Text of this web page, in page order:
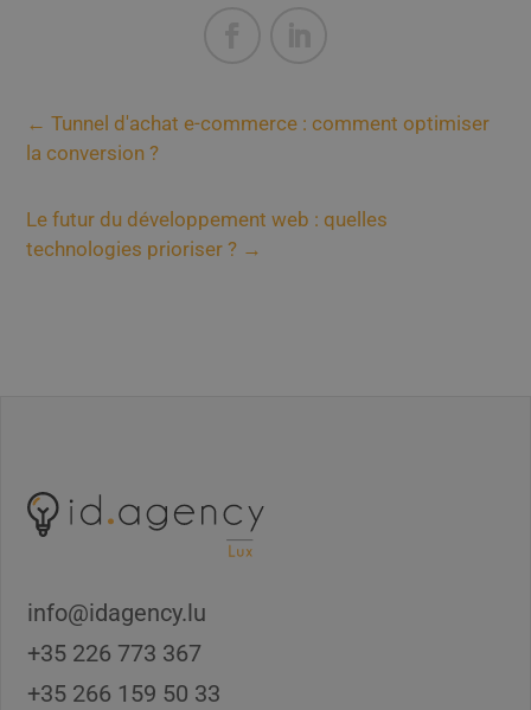
←Tunnel d'achat e-commerce : comment optimiser
la conversion ?
Le futur du développement web : quelles
technologies prioriser ? →
info@idagency.lu
+35 226 773 367
+35 266 159 50 33